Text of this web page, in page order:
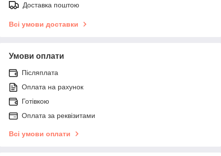
Доставка поштою
Всі умови доставки
Умови оплати
Післяплата
Оплата на рахунок
Готівкою
Оплата за реквізитами
Всі умови оплати